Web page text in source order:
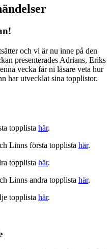
och vi är nu inne på den
presenterades Adrians, Eriks
vecka får ni läsare veta hur
har utvecklat sina topplistor.
topplista här.
Linns första topplista här.
topplista här.
Linns andra topplista här.
topplista här.